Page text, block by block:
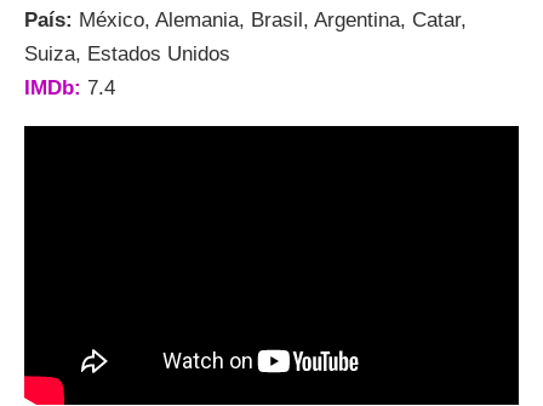
País: México, Alemania, Brasil, Argentina, Catar,
Suiza, Estados Unidos
IMDb: 7.4